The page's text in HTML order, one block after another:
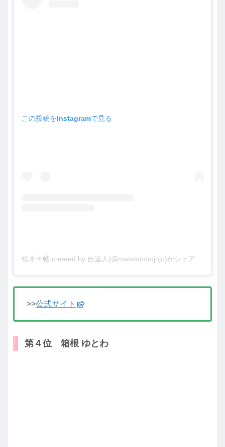
この投稿をInstagramで見る
>>公式サイト
第４位 箱根 ゆとわ